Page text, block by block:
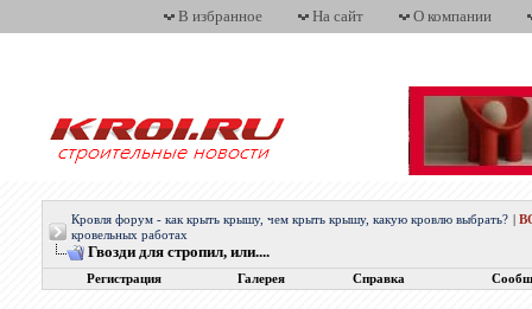
В избранное На сайт О компании
Кровля форум - как крыть крышу, чем крыть крышу, какую кровлю выбрать?
кровельных работах
Гвозди для стропил, или....
Регистрация Галерея Справка